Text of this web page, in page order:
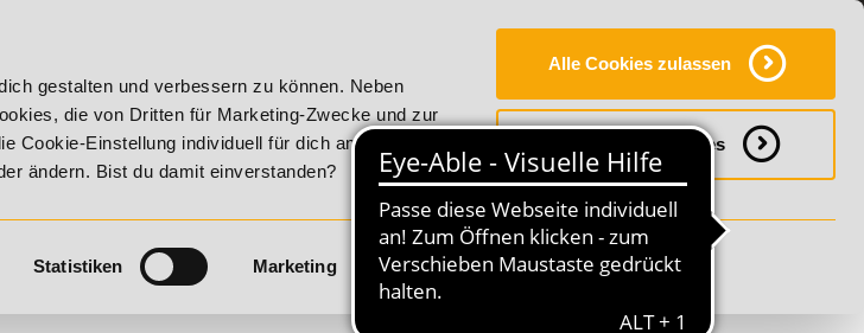
gestalten und verbessern zu können. Neben
die von Dritten für Marketing-Zwecke und zur
Cookie-Einstellung individuell für dich anpassen
ändern. Bist du damit einverstanden?
Statistiken Marketing Details anzeigen
Alle Cookies zulassen
Notwendige Cookies
KONTAKT FAQ ONLINE-CAMPUS
20% Rabatt bis 17. August 2026 - Summer Vitality! 20% Rabatt bis 17. August 2026 - Summer